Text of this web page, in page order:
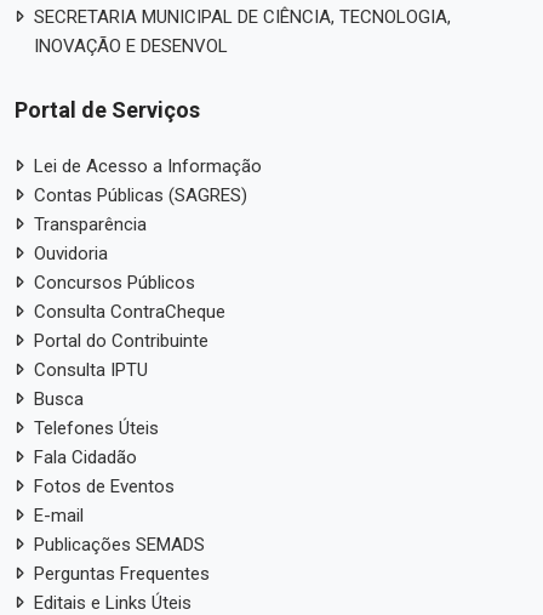
SECRETARIA MUNICIPAL DE CIÊNCIA, TECNOLOGIA,
INOVAÇÃO E DESENVOL
Portal de Serviços
Lei de Acesso a Informação
Contas Públicas (SAGRES)
Transparência
Ouvidoria
Concursos Públicos
Consulta ContraCheque
Portal do Contribuinte
Consulta IPTU
Busca
Telefones Úteis
Fala Cidadão
Fotos de Eventos
E-mail
Publicações SEMADS
Perguntas Frequentes
Editais e Links Úteis